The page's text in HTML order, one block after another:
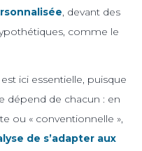
, devant des
comme le
ici essentielle, puisque
dépend de chacun : en
ou « conventionnelle »,
de s’adapter aux